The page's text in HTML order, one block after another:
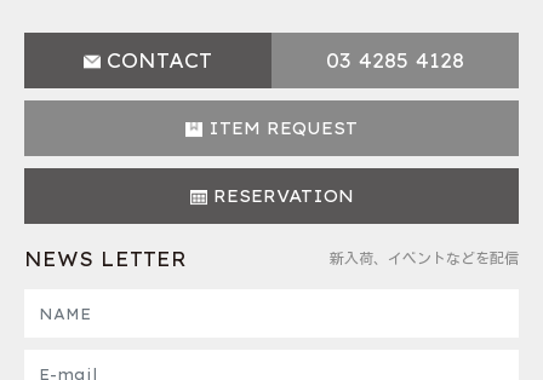
CONTACT 03 4285 4128
ITEM REQUEST
RESERVATION
NEWS LETTER 新入荷、イベントなどを配信